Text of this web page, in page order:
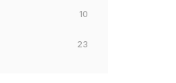
10
23